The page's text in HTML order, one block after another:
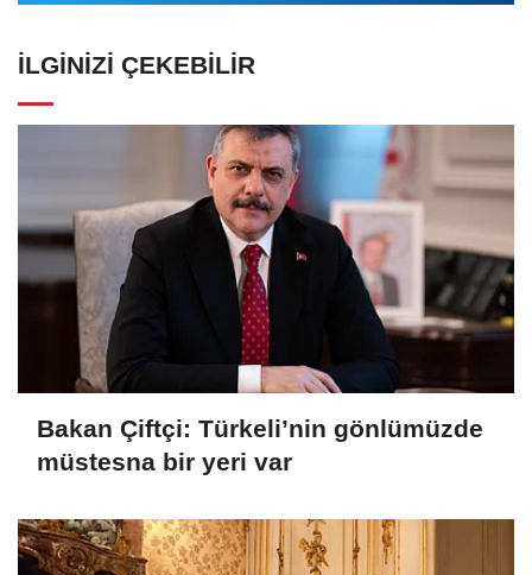
İLGINIZI ÇEKEBILIR
Bakan Çiftçi: Türkeli’nin gönlümüzde
müstesna bir yeri var